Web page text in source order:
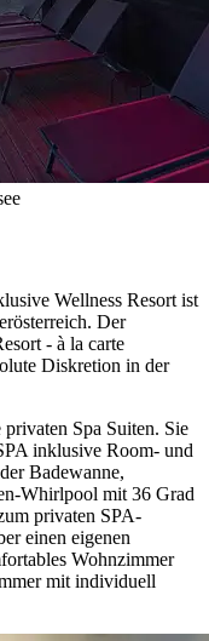
Wellness Resort ist
Der
- à la carte
Diskretion in der
Spa Suiten. Sie
inklusive Room- und
Badewanne,
Whirlpool mit 36 Grad
privaten SPA-
einen eigenen
Wohnzimmer
mit individuell